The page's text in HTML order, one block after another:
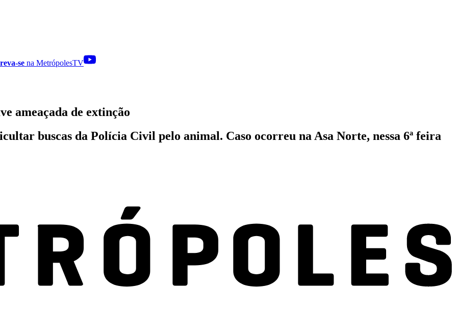
se na MetrópolesTV
ameaçada de extinção
buscas da Polícia Civil pelo animal. Caso ocorreu na Asa Norte, nessa 6ª feira